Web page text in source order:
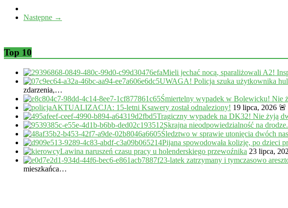
Następne →
Top 10
Mieli jechać nocą, sparaliżowali A2!
UWAGA! Policja szuka użytkownika
zdarzenia,…
Śmiertelny wypadek w Bolewicku! Nie
AKTUALIZACJA: 15-letni Ksawery został odnaleziony! 19 lipca, 2026 🚨
Tragiczny wypadek na DK32! Nie żyją
Skrajna nieodpowiedzialność na
Śledztwo w sprawie utonięcia dwóch
Pijana spowodowała kolizję, po dzieci
Lawina naruszeń czasu pracy u holenderskiego przewoźnika 23 lipca,
23-latek zatrzymany i tymczasowo
mieszkańca…